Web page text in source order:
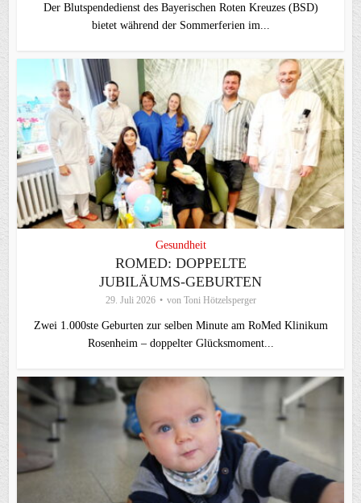
Der Blutspendedienst des Bayerischen Roten Kreuzes (BSD)
bietet während der Sommerferien im...
Gesundheit
ROMED: DOPPELTE
JUBILÄUMS-GEBURTEN
29. Juli 2026 von Toni Hötzelsperger
Zwei 1.000ste Geburten zur selben Minute am RoMed Klinikum
Rosenheim – doppelter Glücksmoment...